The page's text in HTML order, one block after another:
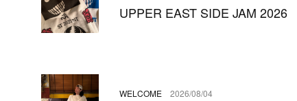
UPPER EAST SIDE JAM 2026
WELCOME 2026/08/04